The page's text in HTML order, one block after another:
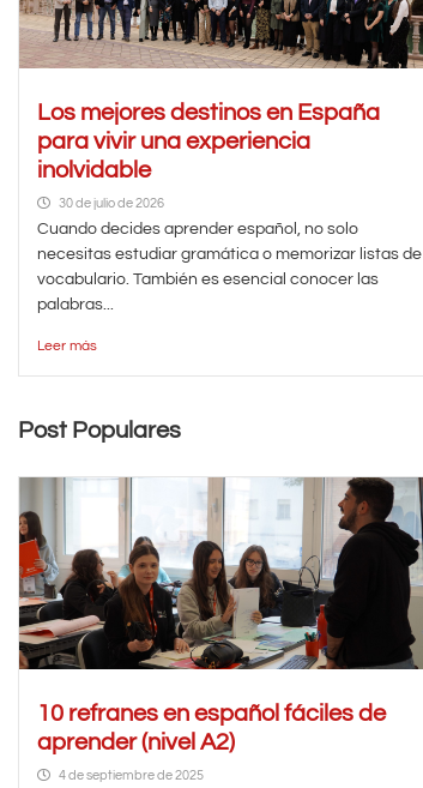
Los mejores destinos en España
para vivir una experiencia
inolvidable
30 de julio de 2026
Cuando decides aprender español, no solo
necesitas estudiar gramática o memorizar listas de
vocabulario. También es esencial conocer las
palabras...
Leer más
Post Populares
10 refranes en español fáciles de
aprender (nivel A2)
4 de septiembre de 2025